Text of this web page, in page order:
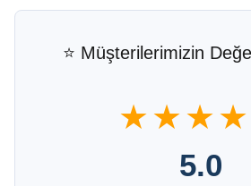
⭐ Müşterilerimizin
5.0